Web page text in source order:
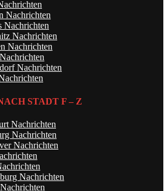
Nachrichten
Nachrichten
Nachrichten
Nachrichten
Nachrichten
STADT F – Z
Nachrichten
Nachrichten
Nachrichten
Nachrichten